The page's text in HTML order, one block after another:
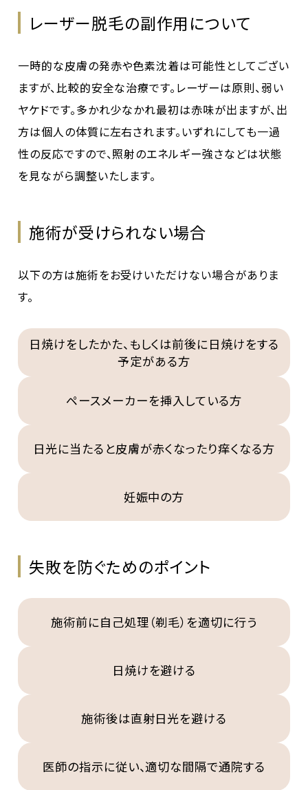
レーザー脱毛の副作用について
一時的な皮膚の発赤や色素沈着は可能性としてござい
ますが、比較的安全な治療です。レーザーは原則、弱い
ヤケドです。多かれ少なかれ最初は赤味が出ますが、出
方は個人の体質に左右されます。いずれにしても一過
性の反応ですので、照射のエネルギー強さなどは状態
を見ながら調整いたします。
施術が受けられない場合
以下の方は施術をお受けいただけない場合がありま
す。
日焼けをしたかた、もしくは前後に日焼けをする
予定がある方
ペースメーカーを挿入している方
日光に当たると皮膚が赤くなったり痒くなる方
妊娠中の方
失敗を防ぐためのポイント
施術前に自己処理（剃毛）を適切に行う
日焼けを避ける
施術後は直射日光を避ける
医師の指示に従い、適切な間隔で通院する